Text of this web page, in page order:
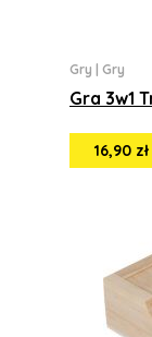
Gry Gry
Gra 3w1
16,90